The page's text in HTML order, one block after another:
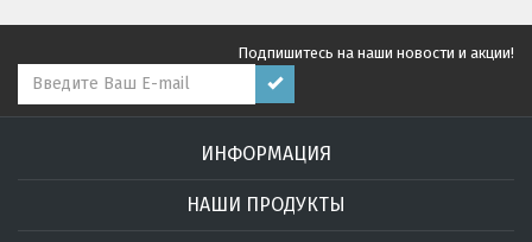
Подпишитесь на наши новости и акции!
ИНФОРМАЦИЯ
НАШИ ПРОДУКТЫ